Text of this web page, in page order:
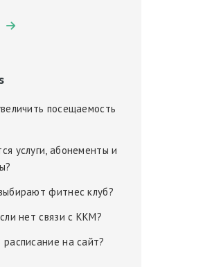
посещаемость
услуги, абонементы и
фитнес клуб?
нет связи с ККМ?
на сайт?